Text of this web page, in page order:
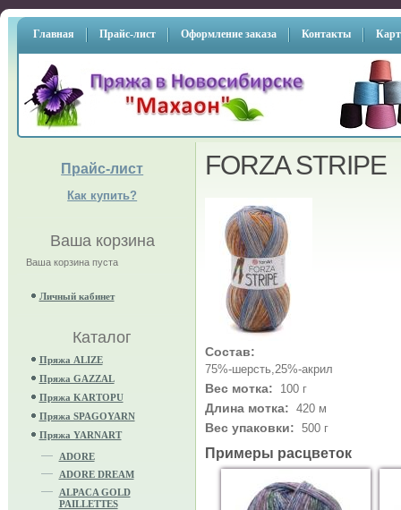
Главная Прайс-лист Оформление заказа Контакты
Прайс-лист
Как купить?
Ваша корзина
Ваша корзина пуста
Личный кабинет
Каталог
Пряжа ALIZE
Пряжа GAZZAL
Пряжа KARTOPU
Пряжа SPAGOYARN
Пряжа YARNART
ADORE
ADORE DREAM
ALPACA GOLD
PAILLETTES
FORZA STRIPE
Состав:
75%-шерсть,25%-акрил
Вес мотка: 100 г
Длина мотка: 420 м
Вес упаковки: 500 г
Примеры расцветок